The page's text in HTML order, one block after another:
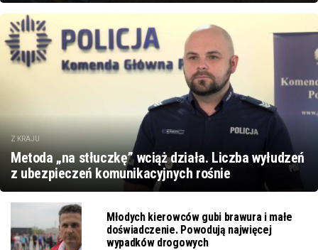
Z KRAJU
Metoda „na stłuczkę” wciąż działa. Liczba wyłudzeń
z ubezpieczeń komunikacyjnych rośnie
Młodych kierowców gubi brawura i małe
doświadczenie. Powodują najwięcej
wypadków drogowych